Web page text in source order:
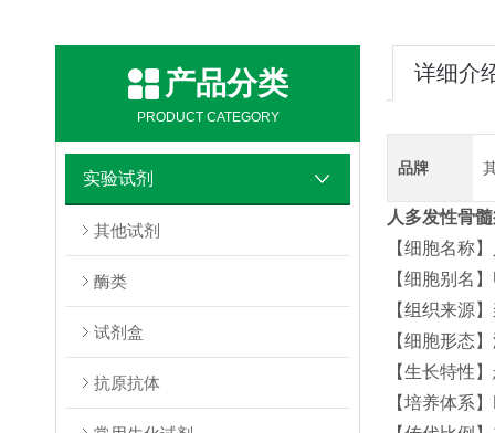
产品分类
PRODUCT CATEGORY
实验试剂
其他试剂
酶类
试剂盒
抗原抗体
详细介
品牌
人多发性骨
【细胞名称
【细胞别名
【组织来源
【细胞形态
【生长特性
【培养体系